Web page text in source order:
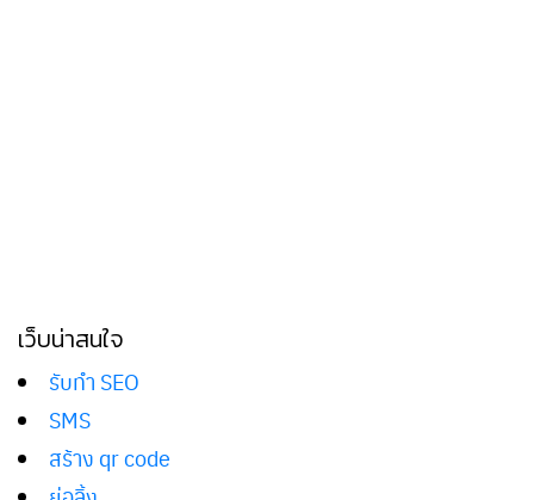
เว็บน่าสนใจ
รับทำ SEO
SMS
สร้าง qr code